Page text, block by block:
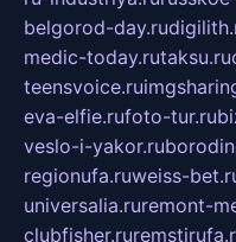
belgorod-day.ru
medic-today.rutaksu.ru
teensvoice.ru
eva-elfie.rufoto-tur.ru
veslo-i-yakor.ru
regionufa.ruweiss-
universalia.ruremont-
clubfisher.ru